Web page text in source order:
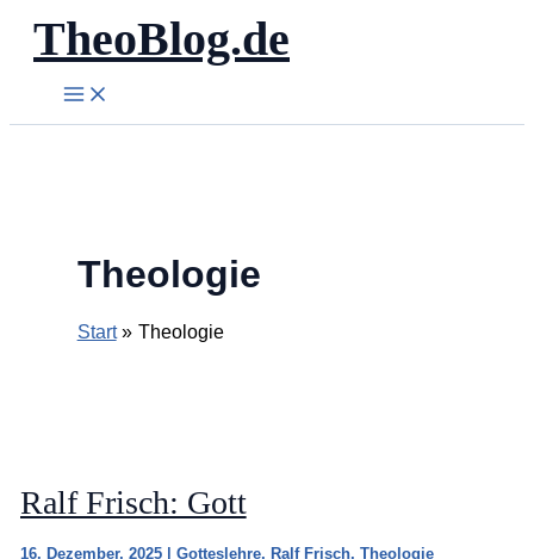
Zum
Inhalt
springen
TheoBlog.de
Theologie
Start Theologie
Ralf Frisch: Gott
16. Dezember, 2025 | Gotteslehre, Ralf Frisch, Theologie